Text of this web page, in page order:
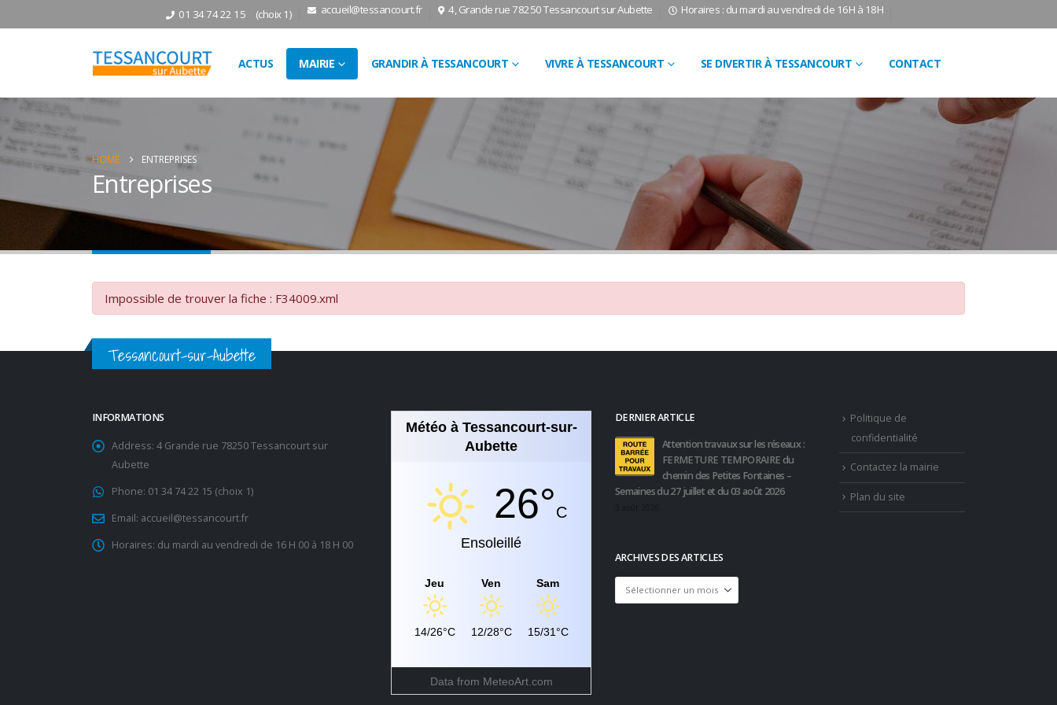
01 34 74 22 15 (choix 1) accueil@tessancourt.fr 4, Grande rue 78250 Tessancourt sur Aubette Horaires : du mardi au vendredi de 16H à 18H
ACTUS MAIRIE GRANDIR À TESSANCOURT VIVRE À TESSANCOURT SE DIVERTIR À TESSANCOURT CONTACT
HOME ENTREPRISES
Entreprises
Impossible de trouver la fiche : F34009.xml
Tessancourt-sur-Aubette
INFORMATIONS
Address: 4 Grande rue 78250 Tessancourt sur
Aubette
Phone: 01 34 74 22 15 (choix 1)
Email: accueil@tessancourt.fr
Horaires: du mardi au vendredi de 16 H 00 à 18 H 00
Météo à Tessancourt-sur-
Aubette
26°C
Ensoleillé
Jeu
14/26°C
Ven
12/28°C
Sam
15/31°C
Data from MeteoArt.com
DERNIER ARTICLE
Attention travaux sur les réseaux :
FERMETURE TEMPORAIRE du
chemin des Petites Fontaines –
Semaines du 27 juillet et du 03 août 2026
ARCHIVES DES ARTICLES
Archives
des
Politique de
confidentialité
Contactez la mairie
Plan du site